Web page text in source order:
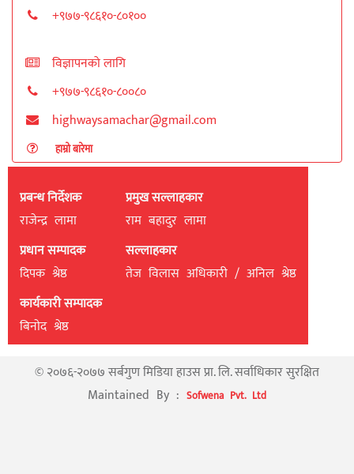
+९७७-९८६१०-८०१००
विज्ञापनको लागि
+९७७-९८६१०-८००८०
highwaysamachar@gmail.com
हाम्रो बारेमा
प्रबन्ध निर्देशक
राजेन्द्र लामा
प्रधान सम्पादक
दिपक श्रेष्ठ
कार्यकारी सम्पादक
बिनाेद श्रेष्ठ
प्रमुख सल्लाहकार
राम बहादुर लामा
सल्लाहकार
तेज विलास अधिकारी / अनिल श्रेष्ठ
© २०७६-२०७७ सर्बगुण मिडिया हाउस प्रा. लि. सर्वाधिकार सुरक्षित
Maintained By : Sofwena Pvt. Ltd